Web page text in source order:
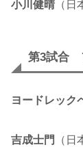
小川健晴 （日
第3試合
ヨードレック
吉成士門 （日